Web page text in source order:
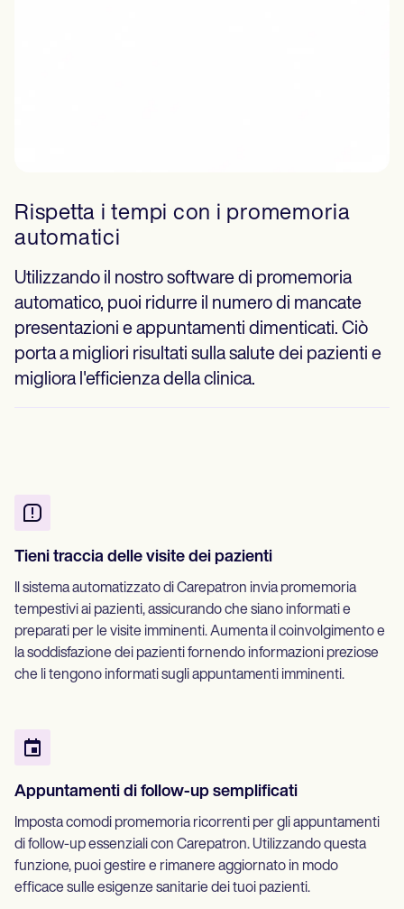
Rispetta i tempi con i promemoria
automatici
Utilizzando il nostro software di promemoria
automatico, puoi ridurre il numero di mancate
presentazioni e appuntamenti dimenticati. Ciò
porta a migliori risultati sulla salute dei pazienti e
migliora l'efficienza della clinica.
Tieni traccia delle visite dei pazienti
Il sistema automatizzato di Carepatron invia promemoria
tempestivi ai pazienti, assicurando che siano informati e
preparati per le visite imminenti. Aumenta il coinvolgimento e
la soddisfazione dei pazienti fornendo informazioni preziose
che li tengono informati sugli appuntamenti imminenti.
Appuntamenti di follow-up semplificati
Imposta comodi promemoria ricorrenti per gli appuntamenti
di follow-up essenziali con Carepatron. Utilizzando questa
funzione, puoi gestire e rimanere aggiornato in modo
efficace sulle esigenze sanitarie dei tuoi pazienti.